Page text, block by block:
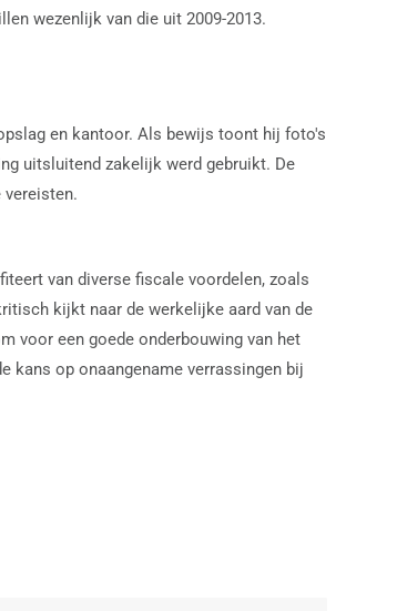
wezenlijk van die uit 2009-2013.
en kantoor. Als bewijs toont hij foto's
uitsluitend zakelijk werd gebruikt. De
van diverse fiscale voordelen, zoals
kijkt naar de werkelijke aard van de
voor een goede onderbouwing van het
kans op onaangename verrassingen bij